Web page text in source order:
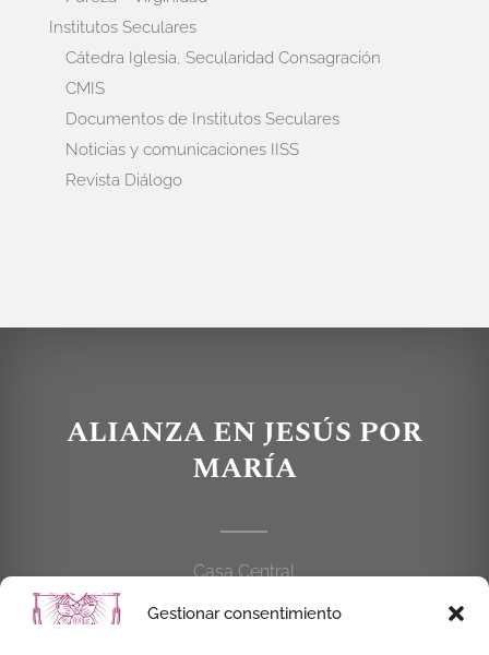
Gestionar consentimiento
Institutos Seculares
Cátedra Iglesia, Secularidad Consagración
CMIS
Documentos de Institutos Seculares
Noticias y comunicaciones IISS
Revista Diálogo
ALIANZA EN JESÚS POR
MARÍA
Casa Central
C/Cardenal Cisneros, 55